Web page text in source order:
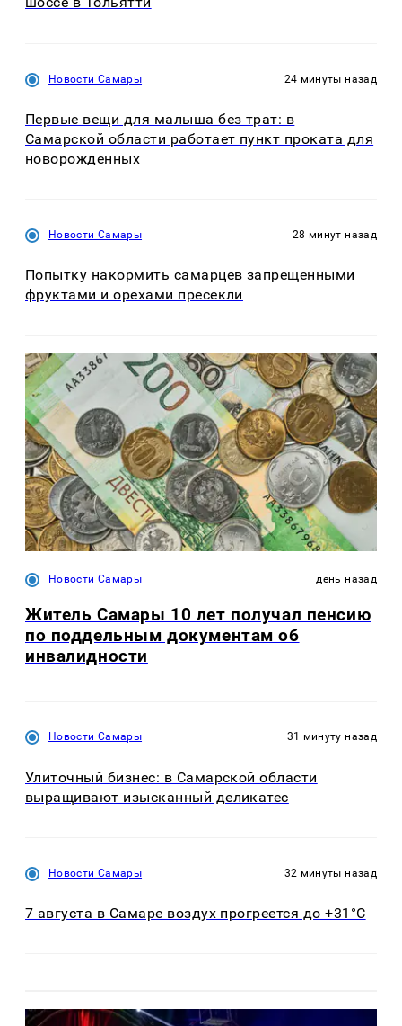
Новости Самары 24 минуты назад
Первые вещи для малыша без трат: в
Самарской области работает пункт проката для
новорожденных
Новости Самары 28 минут назад
Попытку накормить самарцев запрещенными
фруктами и орехами пресекли
Новости Самары день назад
Житель Самары 10 лет получал пенсию
по поддельным документам об
инвалидности
Новости Самары 31 минуту назад
Улиточный бизнес: в Самарской области
выращивают изысканный деликатес
Новости Самары 32 минуты назад
7 августа в Самаре воздух прогреется до +31°C